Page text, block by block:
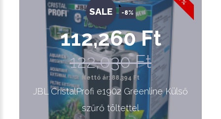
SALE -8%
112,260 Ft
122,030 Ft
Nettó ár: 88,394 Ft
JBL CristalProfi e1902 Greenline Külső
szűrő töltettel